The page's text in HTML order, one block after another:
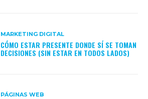
MARKETING DIGITAL
CÓMO ESTAR PRESENTE DONDE SÍ SE TOMAN
DECISIONES (SIN ESTAR EN TODOS LADOS)
PÁGINAS WEB